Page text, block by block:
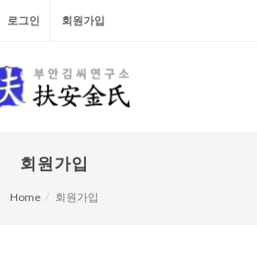
로그인 회원가입
회원가입
Home 회원가입